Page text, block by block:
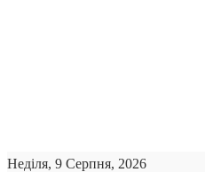
Неділя, 9 Серпня, 2026